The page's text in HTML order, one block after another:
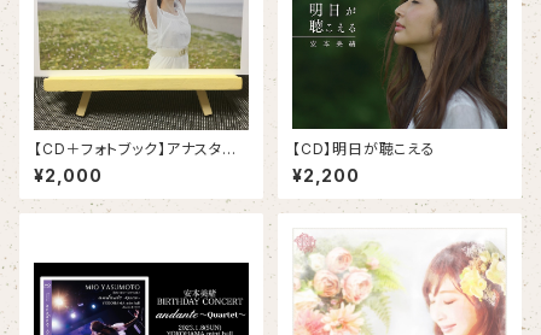
【CD＋フォトブック】アナスタシ
ア
¥2,000
【CD】明日が聴こえる
¥2,200